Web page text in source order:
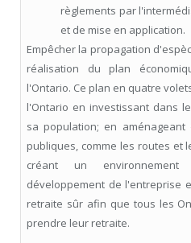
règlements par
et de mise en application.
Empêcher la propagation
réalisation du plan
l'Ontario. Ce plan en quatre
l'Ontario en investissant dans
sa population; en
publiques, comme les routes et
créant un
développement de l'entreprise
retraite sûr afin que tous les
prendre leur retraite.